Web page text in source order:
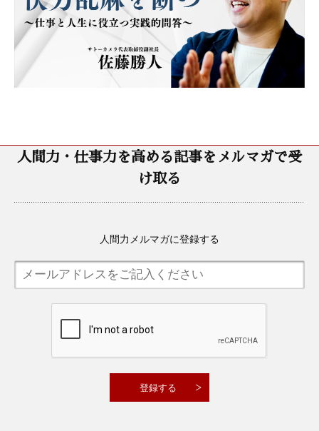
人間力・仕事力を高める記事をメルマガで受
け取る
人間力メルマガに登録する